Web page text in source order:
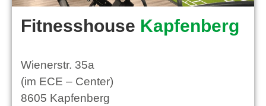
Fitnesshouse Kapfenberg
Wienerstr. 35a
(im ECE – Center)
8605 Kapfenberg